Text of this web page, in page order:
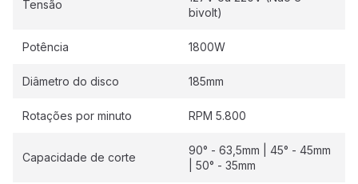
Tensão
bivolt)
Potência 1800W
Diâmetro do disco 185mm
Rotações por minuto RPM 5.800
Capacidade de corte
90° - 63,5mm | 45° - 45mm
| 50° - 35mm